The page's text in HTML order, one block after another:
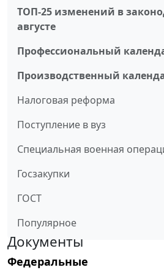
ТОП-25 изменений в
августе
Профессиональный
Производственный
Налоговая реформа
Поступление в вуз
Специальная военная
Госзакупки
ГОСТ
Популярное
Документы
Федеральные